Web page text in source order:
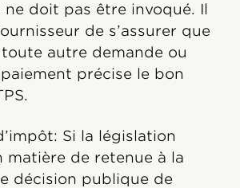
doit pas être invoqué. Il
de s’assurer que
autre demande ou
précise le bon
Si la législation
matière de retenue à la
décision publique de